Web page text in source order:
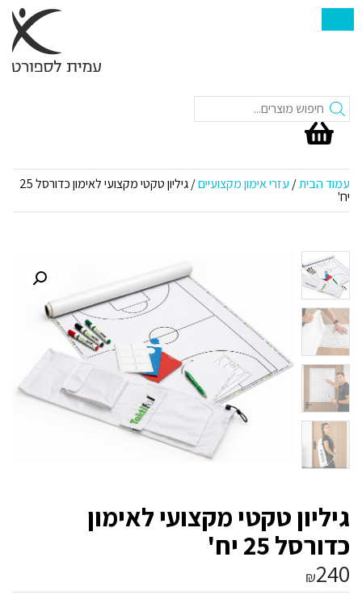
חיפוש
עמוד הבית/ עזרי אימון מקצועיים / גיליון טקטי מקצועי לאימון כדורסל 25
יח'
גיליון טקטי מקצועי לאימון
כדורסל 25 יח'
₪240